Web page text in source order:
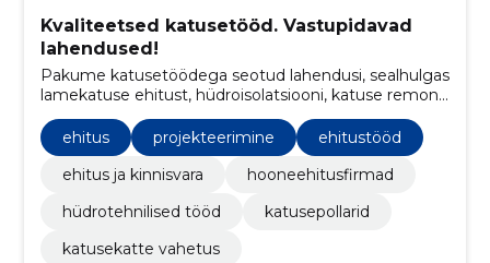
Kvaliteetsed katusetööd. Vastupidavad
lahendused!
Pakume katusetöödega seotud lahendusi, sealhulgas
lamekatuse ehitust, hüdroisolatsiooni, katuse remonti
ehitus
projekteerimine
ehitustööd
ehitus ja kinnisvara
hooneehitusfirmad
hüdrotehnilised tööd
katusepollarid
katusekatte vahetus